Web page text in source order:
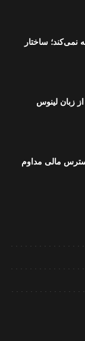
ساختار
زبان لینوس
مالی مداوم